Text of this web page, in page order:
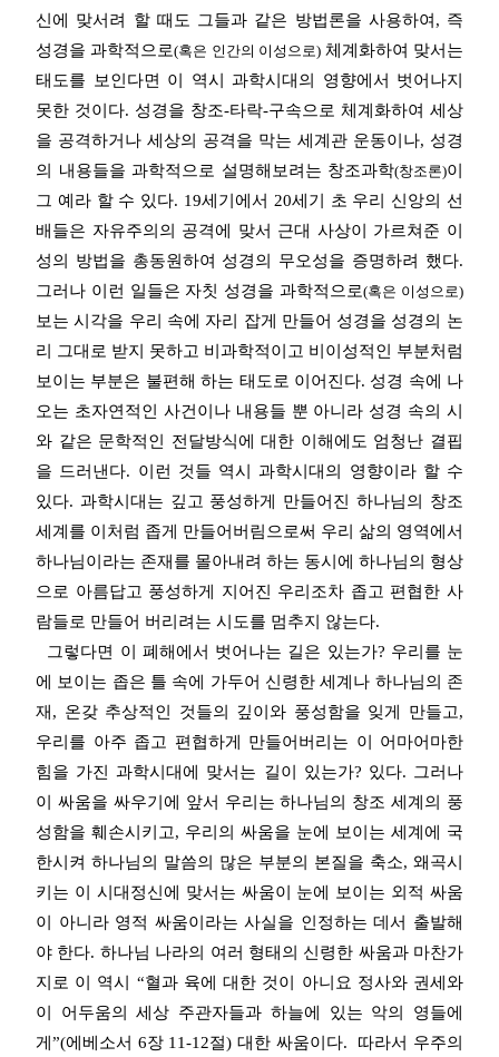
신에 맞서려 할 때도 그들과 같은 방법론을 사용하여, 즉
성경을 과학적으로(혹은 인간의 이성으로) 체계화하여 맞서는
태도를 보인다면 이 역시 과학시대의 영향에서 벗어나지
못한 것이다. 성경을 창조-타락-구속으로 체계화하여 세상
을 공격하거나 세상의 공격을 막는 세계관 운동이나, 성경
의 내용들을 과학적으로 설명해보려는 창조과학(창조론)이
그 예라 할 수 있다. 19세기에서 20세기 초 우리 신앙의 선
배들은 자유주의의 공격에 맞서 근대 사상이 가르쳐준 이
성의 방법을 총동원하여 성경의 무오성을 증명하려 했다.
그러나 이런 일들은 자칫 성경을 과학적으로(혹은 이성으로)
보는 시각을 우리 속에 자리 잡게 만들어 성경을 성경의 논
리 그대로 받지 못하고 비과학적이고 비이성적인 부분처럼
보이는 부분은 불편해 하는 태도로 이어진다. 성경 속에 나
오는 초자연적인 사건이나 내용들 뿐 아니라 성경 속의 시
와 같은 문학적인 전달방식에 대한 이해에도 엄청난 결핍
을 드러낸다. 이런 것들 역시 과학시대의 영향이라 할 수
있다. 과학시대는 깊고 풍성하게 만들어진 하나님의 창조
세계를 이처럼 좁게 만들어버림으로써 우리 삶의 영역에서
하나님이라는 존재를 몰아내려 하는 동시에 하나님의 형상
으로 아름답고 풍성하게 지어진 우리조차 좁고 편협한 사
람들로 만들어 버리려는 시도를 멈추지 않는다.
그렇다면 이 폐해에서 벗어나는 길은 있는가? 우리를 눈
에 보이는 좁은 틀 속에 가두어 신령한 세계나 하나님의 존
재, 온갖 추상적인 것들의 깊이와 풍성함을 잊게 만들고,
우리를 아주 좁고 편협하게 만들어버리는 이 어마어마한
힘을 가진 과학시대에 맞서는 길이 있는가? 있다. 그러나
이 싸움을 싸우기에 앞서 우리는 하나님의 창조 세계의 풍
성함을 훼손시키고, 우리의 싸움을 눈에 보이는 세계에 국
한시켜 하나님의 말씀의 많은 부분의 본질을 축소, 왜곡시
키는 이 시대정신에 맞서는 싸움이 눈에 보이는 외적 싸움
이 아니라 영적 싸움이라는 사실을 인정하는 데서 출발해
야 한다. 하나님 나라의 여러 형태의 신령한 싸움과 마찬가
지로 이 역시 “혈과 육에 대한 것이 아니요 정사와 권세와
이 어두움의 세상 주관자들과 하늘에 있는 악의 영들에
게”(에베소서 6장 11-12절) 대한 싸움이다. 따라서 우주의